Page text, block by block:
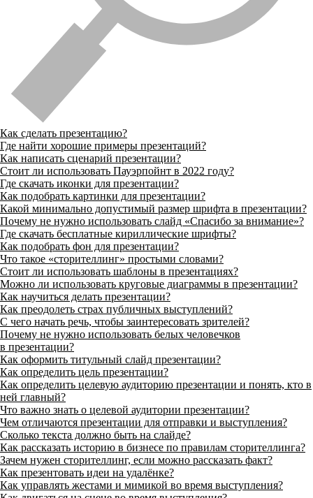
Как сделать презентацию?
Где найти хорошие примеры презентаций?
Как написать сценарий презентации?
Стоит ли использовать Пауэрпойнт в 2022 году?
Где скачать иконки для презентации?
Как подобрать картинки для презентации?
Какой минимально допустимый размер шрифта в презентации?
Почему не нужно использовать слайд «Спасибо за внимание»?
Где скачать бесплатные кириллические шрифты?
Как подобрать фон для презентации?
Что такое «сторителлинг» простыми словами?
Стоит ли использовать шаблоны в презентациях?
Можно ли использовать круговые диаграммы в презентации?
Как научиться делать презентации?
Как преодолеть страх публичных выступлений?
С чего начать речь, чтобы заинтересовать зрителей?
Почему не нужно использовать белых человечков
в презентации?
Как оформить титульный слайд презентации?
Как определить цель презентации?
Как определить целевую аудиторию презентации и понять, кто в
ней главный?
Что важно знать о целевой аудитории презентации?
Чем отличаются презентации для отправки и выступления?
Сколько текста должно быть на слайде?
Как рассказать историю в бизнесе по правилам сторителлинга?
Зачем нужен сторителлинг, если можно рассказать факт?
Как презентовать идеи на удалёнке?
Как управлять жестами и мимикой во время выступления?